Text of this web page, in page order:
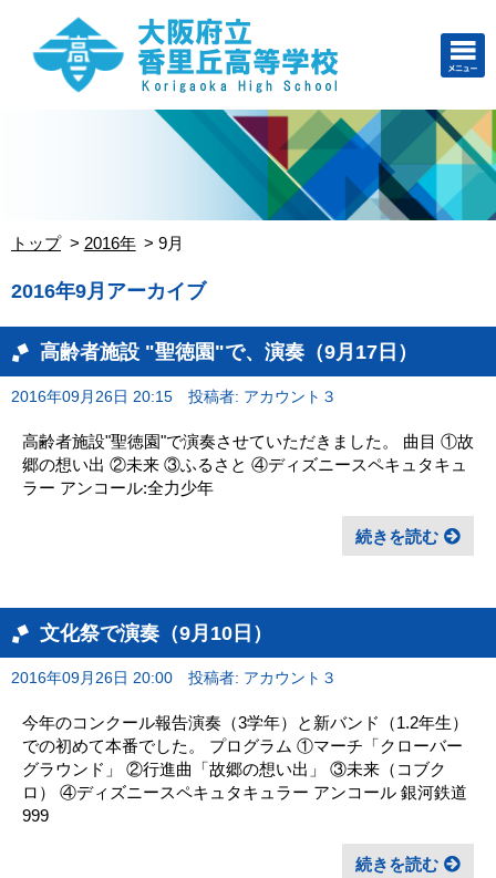
トップ 2016年 9月
2016年9月アーカイブ
高齢者施設 "聖徳園"で、演奏（9月17日）
2016年09月26日 20:15 投稿者: アカウント３
高齢者施設"聖徳園"で演奏させていただきました。 曲目 ①故
郷の想い出 ②未来 ③ふるさと ④ディズニースペキュタキュ
ラー アンコール:全力少年
続きを読む
文化祭で演奏（9月10日）
2016年09月26日 20:00 投稿者: アカウント３
今年のコンクール報告演奏（3学年）と新バンド（1.2年生）
での初めて本番でした。 プログラム ①マーチ「クローバー
グラウンド」 ②行進曲「故郷の想い出」 ③未来（コブク
ロ） ④ディズニースペキュタキュラー アンコール 銀河鉄道
999
続きを読む